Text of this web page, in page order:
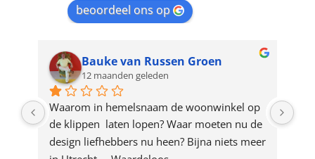
product
beoordeel ons op
Bauke van Russen Groen
12 maanden geleden
Waarom in hemelsnaam de woonwinkel op
de klippen  laten lopen? Waar moeten nu de
design liefhebbers nu heen? Bijna niets meer